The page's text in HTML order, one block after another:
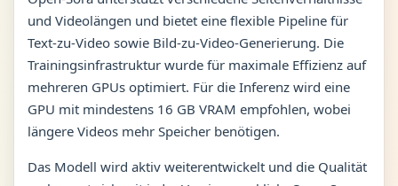
und Videolängen und bietet eine flexible Pipeline für
Text-zu-Video sowie Bild-zu-Video-Generierung. Die
Trainingsinfrastruktur wurde für maximale Effizienz auf
mehreren GPUs optimiert. Für die Inferenz wird eine
GPU mit mindestens 16 GB VRAM empfohlen, wobei
längere Videos mehr Speicher benötigen.
Das Modell wird aktiv weiterentwickelt und die Qualität